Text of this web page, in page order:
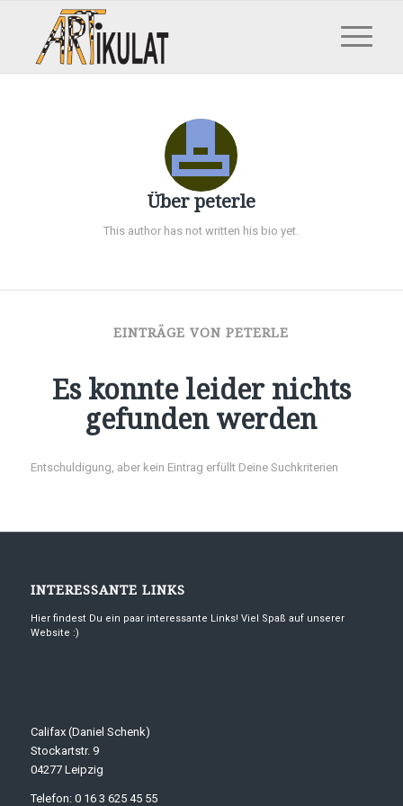
Über peterle
This author has not written his bio yet.
EINTRÄGE VON PETERLE
Es konnte leider nichts
gefunden werden
Entschuldigung, aber kein Eintrag erfüllt Deine Suchkriterien
INTERESSANTE LINKS
Hier findest Du ein paar interessante Links! Viel Spaß auf unserer
Website :)
Califax (Daniel Schenk)
Stockartstr. 9
04277 Leipzig
Telefon: 0 16 3 625 45 55